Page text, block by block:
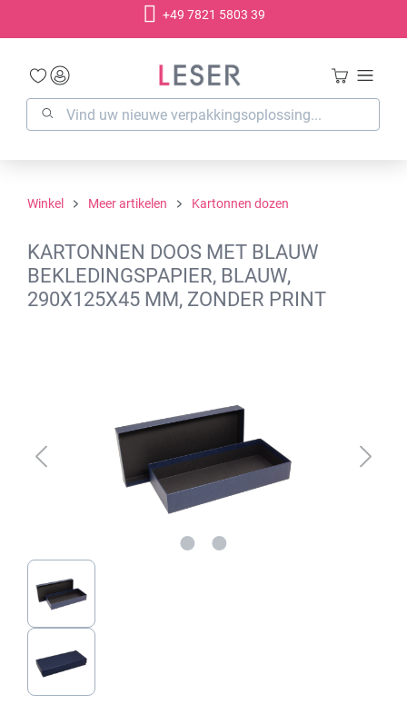
+49 7821 5803 39
Winkel Meer artikelen Kartonnen dozen
KARTONNEN DOOS MET BLAUW
BEKLEDINGSPAPIER, BLAUW,
290X125X45 MM, ZONDER PRINT